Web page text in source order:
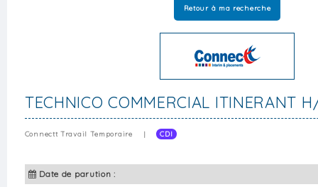
Retour à ma recherche
TECHNICO COMMERCIAL ITINERANT
Connectt Travail Temporaire | CDI
Date de parution :